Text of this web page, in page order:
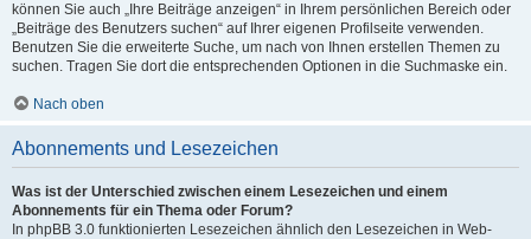
können Sie auch „Ihre Beiträge anzeigen“ in Ihrem persönlichen Bereich oder
„Beiträge des Benutzers suchen“ auf Ihrer eigenen Profilseite verwenden.
Benutzen Sie die erweiterte Suche, um nach von Ihnen erstellen Themen zu
suchen. Tragen Sie dort die entsprechenden Optionen in die Suchmaske ein.
Nach oben
Abonnements und Lesezeichen
Was ist der Unterschied zwischen einem Lesezeichen und einem
Abonnements für ein Thema oder Forum?
In phpBB 3.0 funktionierten Lesezeichen ähnlich den Lesezeichen in Web-